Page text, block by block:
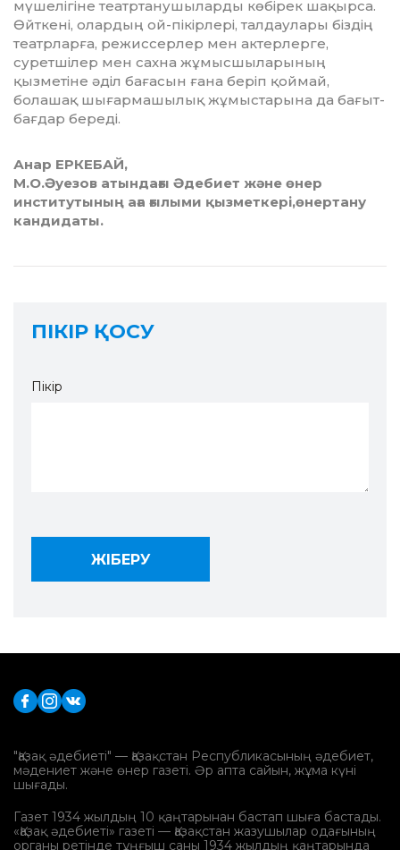
мүшелігіне театртанушыларды көбірек ша­қырса.
Өйткені, олардың ой-пікірлері, талдаулары біздің
теа­тр­ларға, режиссерлер мен актерлерге,
суретшілер мен сахна жұ­мыс­шыларының
қызметіне әділ бағасын ғана беріп қоймай,
болашақ шығармашылық жұ­мыс­тарына да бағыт-
бағдар береді.
Анар ЕРКЕБАЙ,
М.О.Әуезов атындағы Әдебиет және өнер
институтының аға ғылыми қызметкері,өнертану
кандидаты.
ПІКІР ҚОСУ
Пікір
"Қазақ әдебиеті" — Қазақстан Республикасының әдебиет,
мәдениет және өнер газеті. Әр апта сайын, жұма күні
шығады.
Газет 1934 жылдың 10 қаңтарынан бастап шыға бастады.
«Қазақ әдебиеті» газеті — Қазақстан жазушылар одағының
органы ретінде тұңғыш саны 1934 жылдың қаңтарында